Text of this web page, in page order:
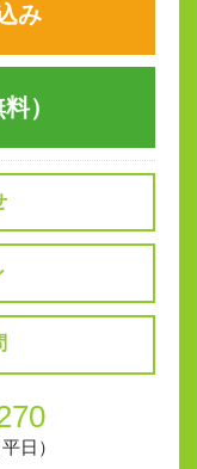
み
）
日）